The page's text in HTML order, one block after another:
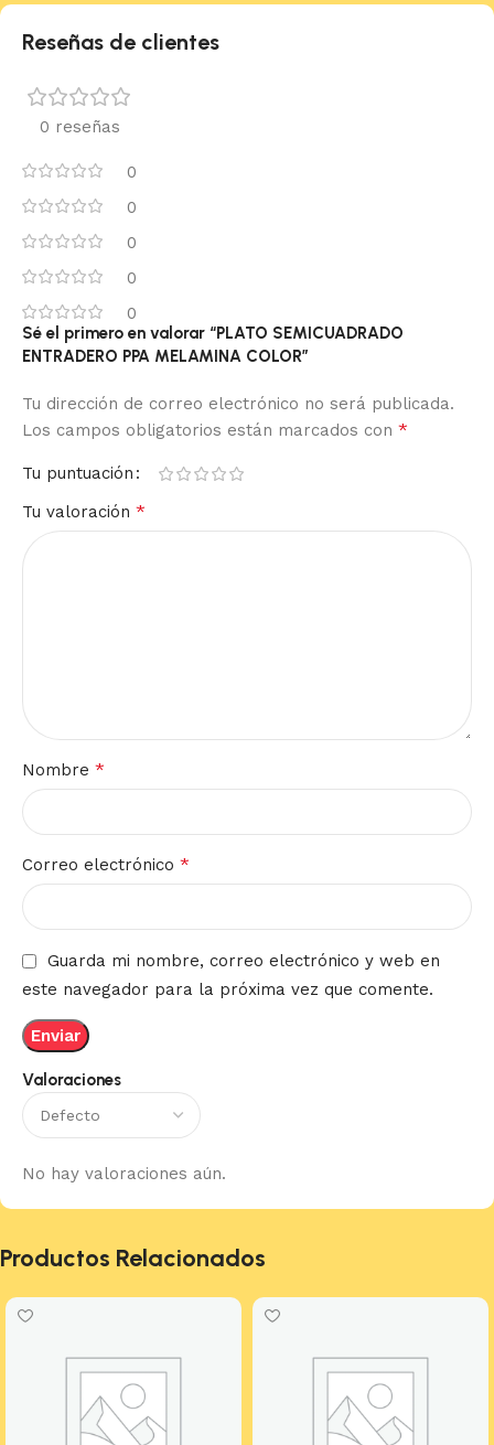
Reseñas de clientes
0 reseñas
0
0
0
0
0
Valoraciones
No hay valoraciones aún.
Sé el primero en valorar “PLATO SEMICUADRADO
ENTRADERO PPA MELAMINA COLOR”
Tu dirección de correo electrónico no será publicada.
Los campos obligatorios están marcados con *
Tu puntuación
Tu valoración *
Nombre *
Correo electrónico *
Guarda mi nombre, correo electrónico y web en
este navegador para la próxima vez que comente.
Productos Relacionados